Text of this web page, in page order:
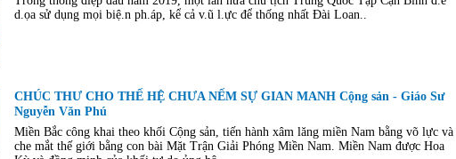
d.ọa sử dụng mọi biệ.n ph.áp, kể cả v.ũ l.ực để thống nhất Đài Loan..
CHÚC THƯ CHO THẾ HỆ CHƯA NẾM SỰ GIAN MANH Cộng sản - Giáo Sư
Nguyễn Văn Phú
Miền Bắc công khai theo khối Cộng sản, tiến hành xâm lăng miền Nam bằng võ lực và
che mắt thế giới bằng con bài Mặt Trận Giải Phóng Miền Nam. Miền Nam được Hoa